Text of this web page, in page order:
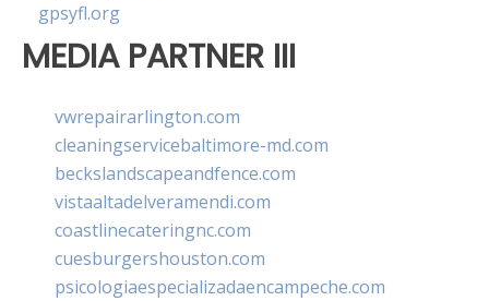
gpsyfl.org
MEDIA PARTNER III
vwrepairarlington.com
cleaningservicebaltimore-md.com
beckslandscapeandfence.com
vistaaltadelveramendi.com
coastlinecateringnc.com
cuesburgershouston.com
psicologiaespecializadaencampeche.com